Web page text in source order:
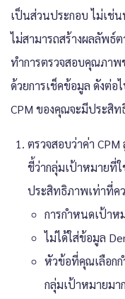
เป็นส่วนประกอบ ไม่เช่
ไม่สามารถสร้างผลลัพธ์
ทำการตรวจสอบคุณภา
ด้วยการเช็คข้อมูล ดังต่
CPM ของคุณจะมีประสิ
ตรวจสอบว่าค่า CPM
ชี้ว่ากลุ่มเป้าหมายที่
ประสิทธิภาพเท่าที่ค
การกำหนดเป้าห
ไม่ได้ใส่ข้อมูล
หัวข้อที่คุณเลือก
กลุ่มเป้าหมายมา